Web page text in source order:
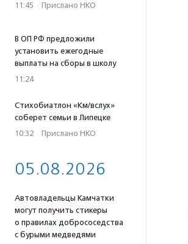
11:45 · Прислано НКО
В ОП РФ предложили
установить ежегодные
выплаты на сборы в школу
11:24
Стихобиатлон «Км/вслух»
соберет семьи в Липецке
10:32 · Прислано НКО
05.08.2026
Автовладельцы Камчатки
могут получить стикеры
о правилах добрососедства
с бурыми медведями